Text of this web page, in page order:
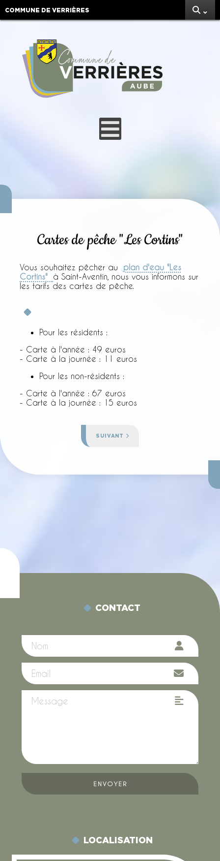
COMMUNE DE VERRIÈRES
Cartes de pêche "Les Cortins"
Vous souhaitez pêcher au
plan d'eau "Les
Cortins"
à Saint-Aventin, nous vous informons sur
les tarifs des cartes de pêche.
Pour les résidents :
- Carte à l'année : 49 euros
- Carte à la journée : 11 euros
Pour les non-résidents :
- Carte à l'année : 67 euros
- Carte à la journée : 15 euros
ARTICLE SUIVANT : ANIMAUX ERRANTS
SUIVANT
CONTACT
ENVOYER
LOCALISATION